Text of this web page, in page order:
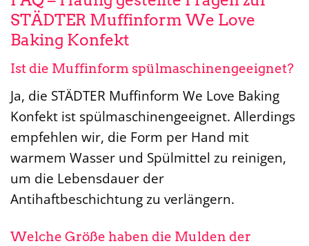
STÄDTER Muffinform We Love
Baking Konfekt
Ist die Muffinform spülmaschinengeeignet?
Ja, die STÄDTER Muffinform We Love Baking
Konfekt ist spülmaschinengeeignet. Allerdings
empfehlen wir, die Form per Hand mit
warmem Wasser und Spülmittel zu reinigen,
um die Lebensdauer der
Antihaftbeschichtung zu verlängern.
Welche Größe haben die Mulden der